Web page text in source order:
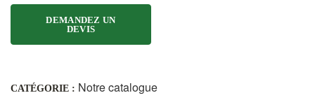
CATÉGORIE : Notre catalogue